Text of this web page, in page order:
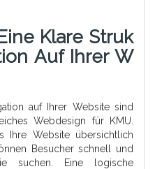
Klare Struk
Auf Ihrer W
auf Ihrer Website sind
Webdesign für KMU.
Ihre Website übersichtlich
Besucher schnell und
suchen. Eine logische